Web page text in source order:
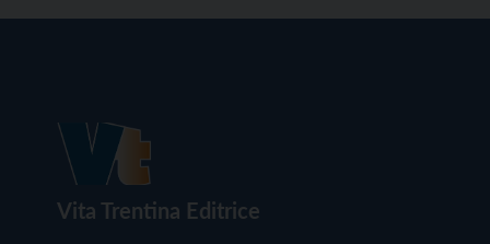
Vita Trentina Editrice